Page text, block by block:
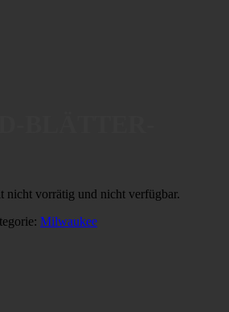
nicht vorrätig und nicht verfügbar.
Milwaukee